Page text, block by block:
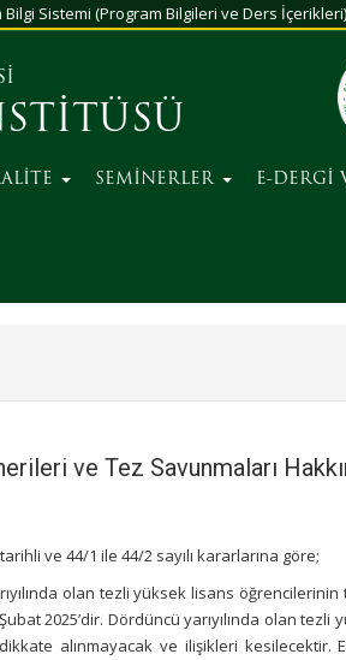
Bilgi Sistemi (Program Bilgileri ve Ders İçerikleri)
SEMİNERLER E-DERGİ
ve Tez Savunmaları
ve 44/1 ile 44/2 sayılı kararlarına göre;
olan tezli yüksek lisans
2025’dir. Dördüncü yarıyılında olan tezli
alınmayacak ve ilişikleri kesilecektir.